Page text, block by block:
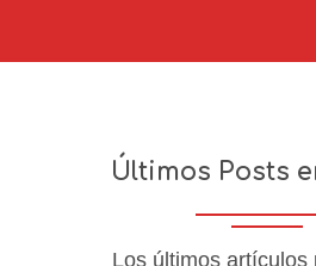
Últimos Posts
Los últimos artículos